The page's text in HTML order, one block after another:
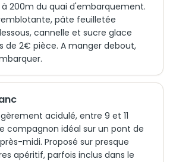
à 200m du quai d'embarquement.
pâte feuilletée
cannelle et sucre glace
de 2€ pièce. A manger debout,
acidulé, entre 9 et 11
compagnon idéal sur un pont de
midi. Proposé sur presque
apéritif, parfois inclus dans le